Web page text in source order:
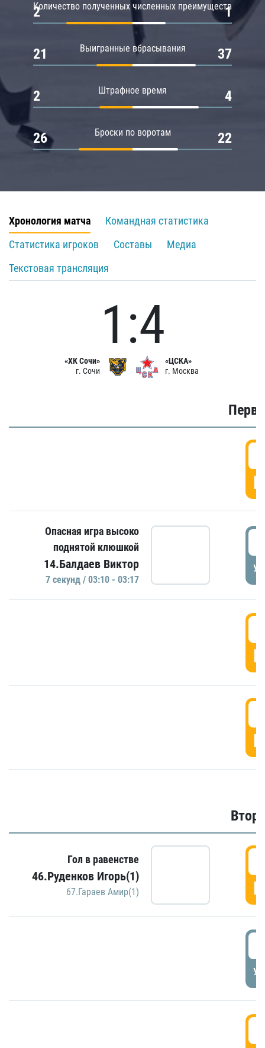
Количество полученных численных преимуществ
2 1
Выигранные вбрасывания
21 37
Штрафное время
2 4
Броски по воротам
26 22
Хронология матча
Командная статистика
Статистика игроков
Составы
Медиа
Текстовая трансляция
«ХК Сочи»
г. Сочи
1:4
«ЦСКА»
г. Москва
Опасная игра высоко
поднятой клюшкой
14.Балдаев Виктор
7 секунд / 03:10 - 03:17
Гол в равенстве
46.Руденков Игорь(1)
67.Гараев Амир(1)